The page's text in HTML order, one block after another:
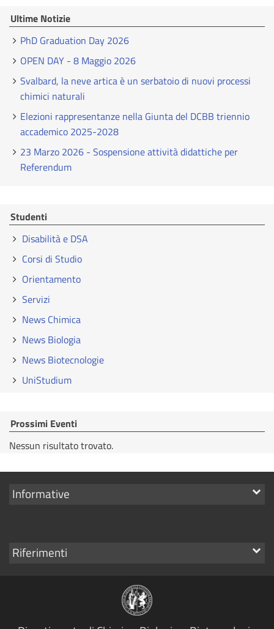
Ultime Notizie
PhD Graduation Day 2026
OPEN DAY - 8 Maggio 2026
Svalbard, la neve artica è un serbatoio di nuovi processi
chimici naturali
Elezioni rappresentanze nella Giunta del DCBB triennio
accademico 2025-2028
23 Marzo 2026 - Sospensione attività didattiche per
Referendum
Studenti
Disabilità e DSA
Corsi di Studio
Orientamento
Servizi
News Chimica
News Biologia
News Biotecnologie
UniStudium
Prossimi Eventi
Nessun risultato trovato.
Mostra
Informative
Mostra
Riferimenti